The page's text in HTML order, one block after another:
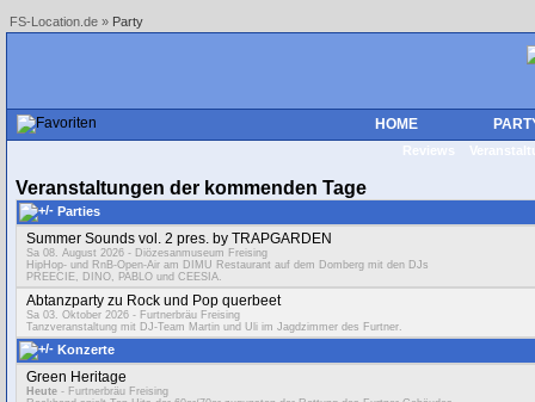
FS-Location.de » Party
HOME
Reviews
Veranstaltungen der kommenden Tage
Parties
Summer Sounds vol. 2 pres. by TRAPGARDEN
Sa 08. August 2026 - Diözesanmuseum Freising
HipHop- und RnB-Open-Air am DIMU Restaurant auf dem Domberg mit den DJs
PREECIE, DINO, PABLO und CEESIA.
Abtanzparty zu Rock und Pop querbeet
Sa 03. Oktober 2026 - Furtnerbräu Freising
Tanzveranstaltung mit DJ-Team Martin und Uli im Jagdzimmer des Furtner.
Konzerte
Green Heritage
Heute - Furtnerbräu Freising